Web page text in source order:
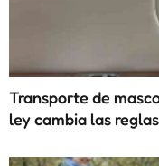
Transporte de
ley cambia las reglas